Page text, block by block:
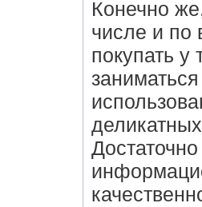
Конечно
числе и по
покупать у